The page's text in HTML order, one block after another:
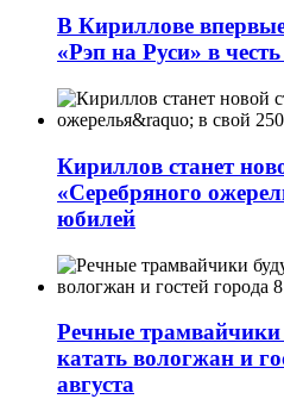
В Кириллове
«Рэп на Руси» в
Кириллов станет
«Серебряного
юбилей
Речные трамвайчики
катать вологжан и
августа